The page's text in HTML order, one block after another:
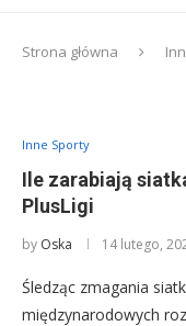
Strona główna
Inne Sporty
Ile zarabiają
PlusLigi
by Oska 14 lutego,
Śledząc zmagania
międzynarodowych